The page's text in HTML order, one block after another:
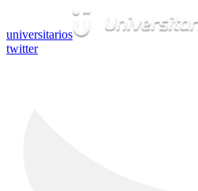
universitarios
twitter